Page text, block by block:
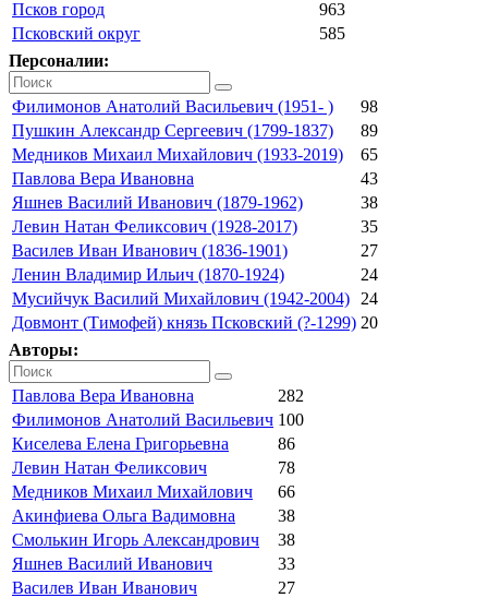
Псков город
963
Псковский округ
585
Персоналии:
Филимонов Анатолий Васильевич (1951- )
98
Пушкин Александр Сергеевич (1799-1837)
89
Медников Михаил Михайлович (1933-2019)
65
Павлова Вера Ивановна
43
Яшнев Василий Иванович (1879-1962)
38
Левин Натан Феликсович (1928-2017)
35
Василев Иван Иванович (1836-1901)
27
Ленин Владимир Ильич (1870-1924)
24
Мусийчук Василий Михайлович (1942-2004)
24
Довмонт (Тимофей) князь Псковский (?-1299) 20
Авторы:
Павлова Вера Ивановна
282
Филимонов Анатолий Васильевич 100
Киселева Елена Григорьевна
86
Левин Натан Феликсович
78
Медников Михаил Михайлович
66
Акинфиева Ольга Вадимовна
38
Смолькин Игорь Александрович
38
Яшнев Василий Иванович
33
Василев Иван Иванович
27